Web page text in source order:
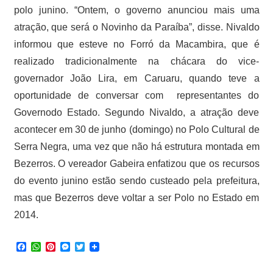
polo junino. “Ontem, o governo anunciou mais uma
atração, que será o Novinho da Paraíba”, disse. Nivaldo
informou que esteve no Forró da Macambira, que é
realizado tradicionalmente na chácara do vice-
governador João Lira, em Caruaru, quando teve a
oportunidade de conversar com representantes do
Governodo Estado. Segundo Nivaldo, a atração deve
acontecer em 30 de junho (domingo) no Polo Cultural de
Serra Negra, uma vez que não há estrutura montada em
Bezerros. O vereador Gabeira enfatizou que os recursos
do evento junino estão sendo custeado pela prefeitura,
mas que Bezerros deve voltar a ser Polo no Estado em
2014.
Facebook
WhatsApp
Pinterest
Messenger
Twitter